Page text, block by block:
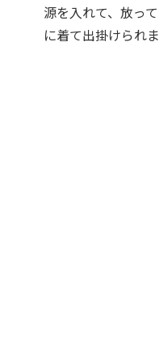
源を入れて、放っ
に着て出掛けられま